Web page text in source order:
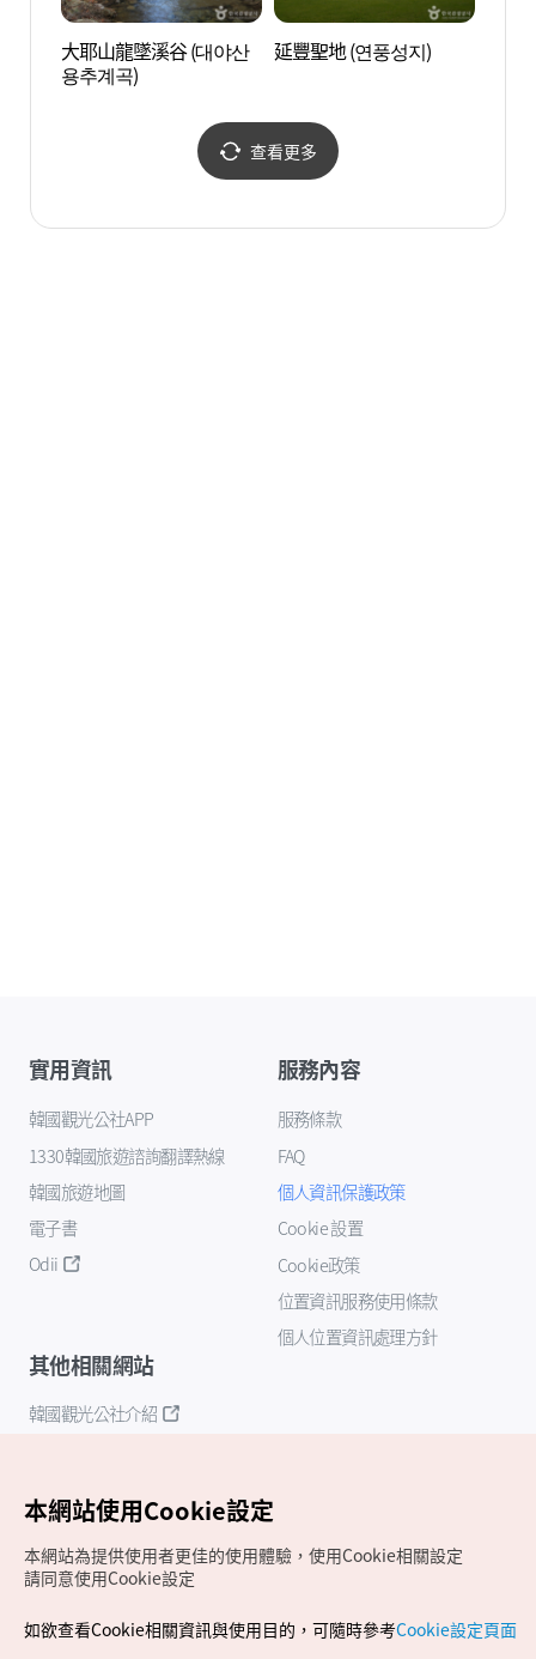
大耶山龍墜溪谷 (대야산
용추계곡)
延豐聖地 (연풍성지)
查看更多
實用資訊
韓國觀光公社APP
1330韓國旅遊諮詢翻譯熱線
韓國旅遊地圖
電子書
Odii
服務內容
服務條款
FAQ
個人資訊保護政策
Cookie 設置
Cookie政策
位置資訊服務使用條款
個人位置資訊處理方針
其他相關網站
韓國觀光公社介紹
Copyrights (c) 韓國觀光公社版權所有
本網站使用Cookie設定
本網站為提供使用者更佳的使用體驗，使用Cookie相關設定
請同意使用Cookie設定
如欲查看Cookie相關資訊與使用目的，可隨時參考Cookie設定頁面